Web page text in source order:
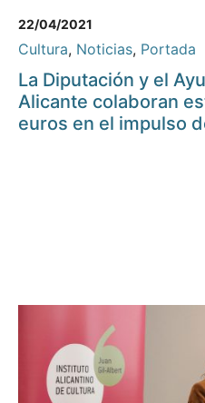
22/04/2021
Cultura, Noticias, Portada
La Diputación y el
Alicante colaboran
euros en el impulso